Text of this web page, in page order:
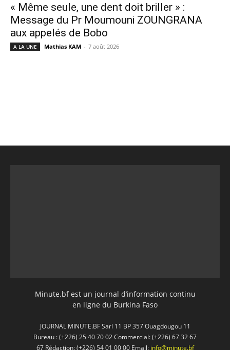
« Même seule, une dent doit briller » :
Message du Pr Moumouni ZOUNGRANA
aux appelés de Bobo
A LA UNE Mathias KAM - 7 août 2026
Minute.bf est un journal d’information continu
en ligne du Burkina Faso
JOURNAL MINUTE.BF Sarl 11 BP 357 Ouagdougou 11
Bureau : (+226) 25 40 70 02 Commercial: (+226) 67 32 67
67 Rédaction: (+226) 54 01 00 00 Email: info@minute.bf